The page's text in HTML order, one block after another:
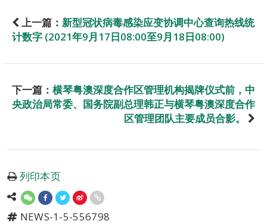
上一篇： 新型冠状病毒感染应变协调中心查询热线统
计数字 (2021年9月17日08:00至9月18日08:00)
下一篇： 横琴粤澳深度合作区管理机构揭牌仪式前，中
央政治局常委、国务院副总理韩正与横琴粤澳深度合作
区管理团队主要成员合影。
列印本页
NEWS-1-5-556798